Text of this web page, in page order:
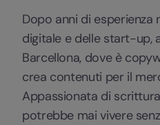
Dopo anni di
digitale e delle start-up,
Barcellona, dove è
crea contenuti per il
Appassionata di
potrebbe mai vivere